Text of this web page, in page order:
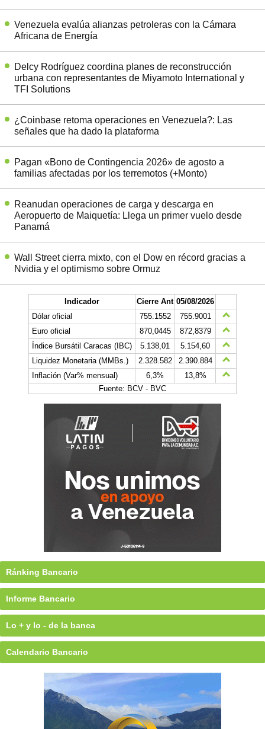
Venezuela evalúa alianzas petroleras con la Cámara
Africana de Energía
Delcy Rodríguez coordina planes de reconstrucción
urbana con representantes de Miyamoto International y
TFI Solutions
¿Coinbase retoma operaciones en Venezuela?: Las
señales que ha dado la plataforma
Pagan «Bono de Contingencia 2026» de agosto a
familias afectadas por los terremotos (+Monto)
Reanudan operaciones de carga y descarga en
Aeropuerto de Maiquetía: Llega un primer vuelo desde
Panamá
Wall Street cierra mixto, con el Dow en récord gracias a
Nvidia y el optimismo sobre Ormuz
Indicador Cierre Ant 05/08/2026
Dólar oficial
755.1552
755.9001
Euro oficial
870,0445
872,8379
Índice Bursátil Caracas (IBC)
5.138,01
5.154,60
Liquidez Monetaria (MMBs.)
2.328.582
2.390.884
Inflación (Var% mensual)
6,3%
13,8%
Fuente: BCV - BVC
Ránking Bancario
Informe Bancario
Lo + y lo - de la banca
Calendario Bancario